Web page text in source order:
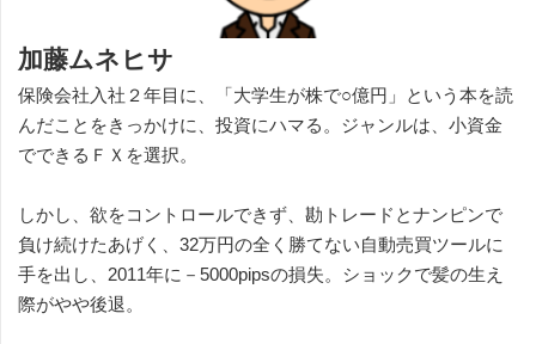
加藤ムネヒサ
保険会社入社２年目に、「大学生が株で○億円」という本を読
んだことをきっかけに、投資にハマる。ジャンルは、小資金
でできるＦＸを選択。
しかし、欲をコントロールできず、勘トレードとナンピンで
負け続けたあげく、32万円の全く勝てない自動売買ツールに
手を出し、2011年に－5000pipsの損失。ショックで髪の生え
際がやや後退。